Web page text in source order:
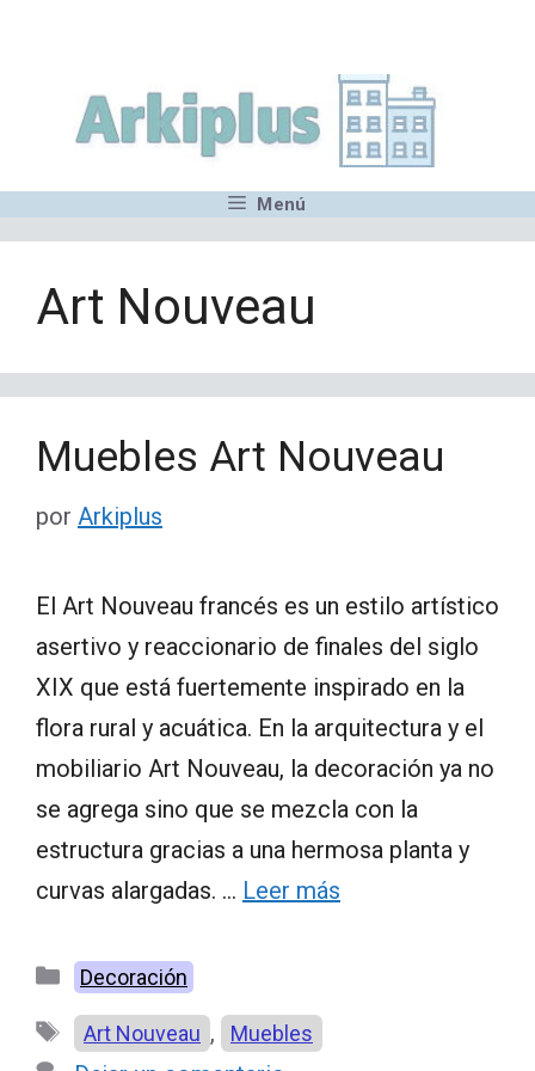
contenido
Menú
Art Nouveau
Muebles Art Nouveau
por Arkiplus
El Art Nouveau francés es un estilo artístico
asertivo y reaccionario de finales del siglo
XIX que está fuertemente inspirado en la
flora rural y acuática. En la arquitectura y el
mobiliario Art Nouveau, la decoración ya no
se agrega sino que se mezcla con la
estructura gracias a una hermosa planta y
curvas alargadas. … Leer más
Categorías
Decoración
Etiquetas
Art Nouveau , Muebles